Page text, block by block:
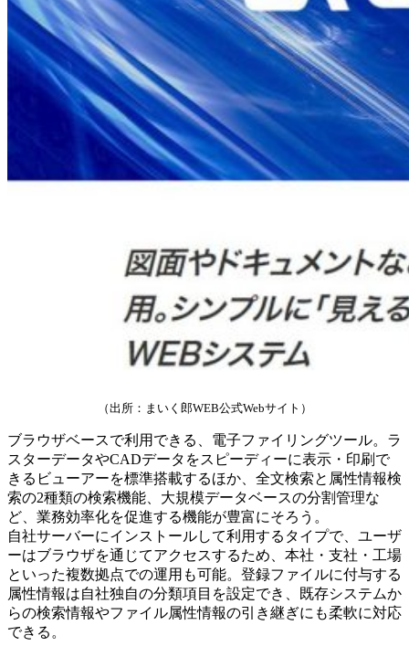
（出所：まいく郎WEB公式Webサイト）
ブラウザベースで利用できる、電子ファイリングツール。ラ
スターデータやCADデータをスピーディーに表示・印刷で
きるビューアーを標準搭載するほか、全文検索と属性情報検
索の2種類の検索機能、大規模データベースの分割管理な
ど、業務効率化を促進する機能が豊富にそろう。
自社サーバーにインストールして利用するタイプで、ユーザ
ーはブラウザを通じてアクセスするため、本社・支社・工場
といった複数拠点での運用も可能。登録ファイルに付与する
属性情報は自社独自の分類項目を設定でき、既存システムか
らの検索情報やファイル属性情報の引き継ぎにも柔軟に対応
できる。